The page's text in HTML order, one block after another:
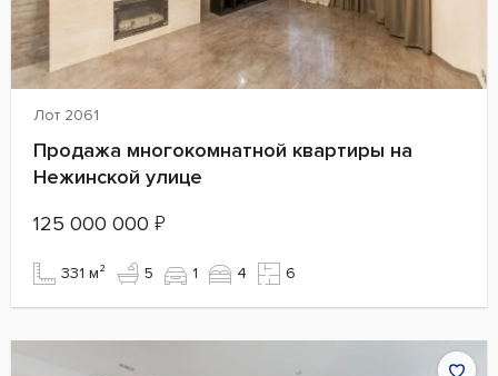
Лот 2061
Продажа многокомнатной квартиры на
Нежинской улице
125 000 000 ₽
331 м² 5 1 4 6